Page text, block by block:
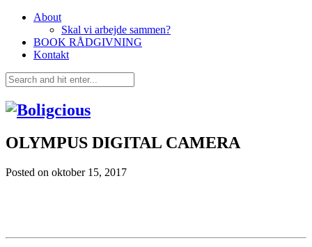
About
Skal vi arbejde sammen?
BOOK RÅDGIVNING
Kontakt
OLYMPUS DIGITAL CAMERA
Posted on oktober 15, 2017